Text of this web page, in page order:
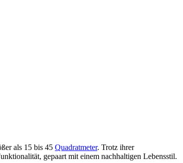
als 15 bis 45 Quadratmeter. Trotz ihrer
gepaart mit einem nachhaltigen Lebensstil.